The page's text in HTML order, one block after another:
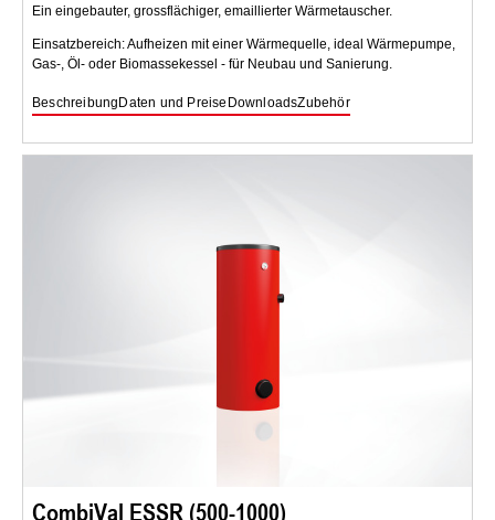
Ein eingebauter, grossflächiger, emaillierter Wärmetauscher.
Einsatzbereich: Aufheizen mit einer Wärmequelle, ideal Wärmepumpe,
Gas-, Öl- oder Biomassekessel - für Neubau und Sanierung.
BeschreibungDaten und Preise DownloadsZubehör
CombiVal ESSR (500-1000)